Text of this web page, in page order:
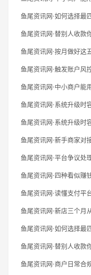
鱼尾资讯网·如何选择最
鱼尾资讯网·替别人收款
鱼尾资讯网·按月做好这
鱼尾资讯网·触发账户风
鱼尾资讯网·中小商户能
鱼尾资讯网·系统升级时
鱼尾资讯网·系统升级时
鱼尾资讯网·新手商家对
鱼尾资讯网·平台争议处
鱼尾资讯网·四种看似赚
鱼尾资讯网·读懂支付平
鱼尾资讯网·新店三个月
鱼尾资讯网·如何选择最
鱼尾资讯网·替别人收款
鱼尾资讯网·商户日常合